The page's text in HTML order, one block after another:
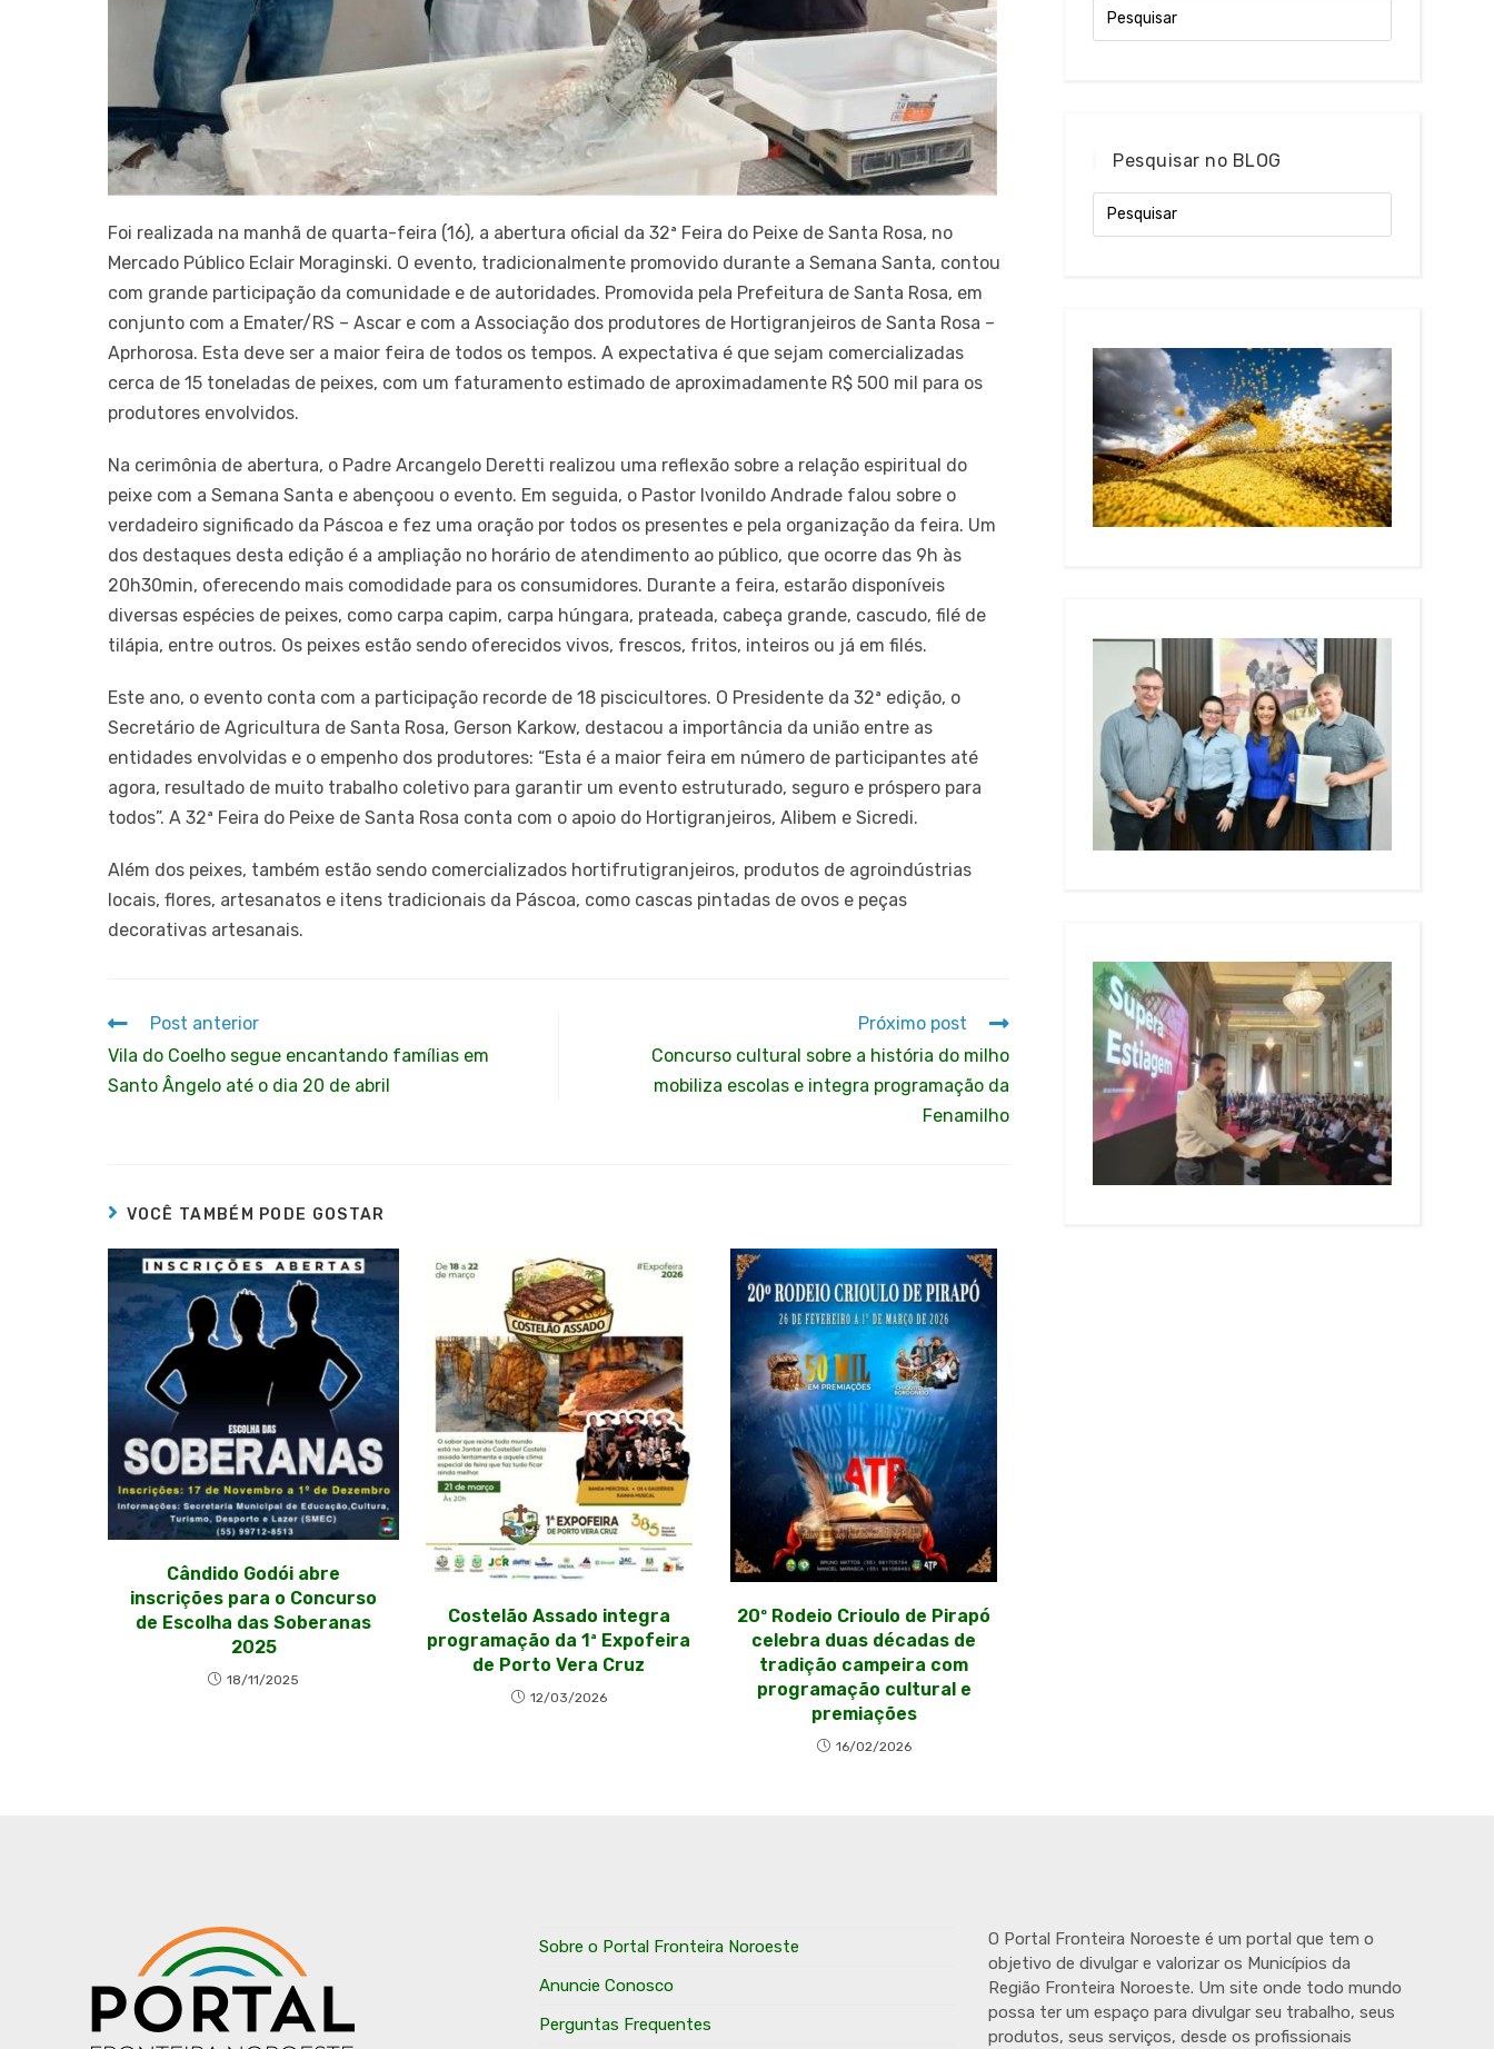
Foi realizada na manhã de quarta-feira (16), a abertura oficial da 32ª Feira do Peixe de Santa Rosa, no
Mercado Público Eclair Moraginski. O evento, tradicionalmente promovido durante a Semana Santa, contou
com grande participação da comunidade e de autoridades. Promovida pela Prefeitura de Santa Rosa, em
conjunto com a Emater/RS – Ascar e com a Associação dos produtores de Hortigranjeiros de Santa Rosa –
Aprhorosa. Esta deve ser a maior feira de todos os tempos. A expectativa é que sejam comercializadas
cerca de 15 toneladas de peixes, com um faturamento estimado de aproximadamente R$ 500 mil para os
produtores envolvidos.
Na cerimônia de abertura, o Padre Arcangelo Deretti realizou uma reflexão sobre a relação espiritual do
peixe com a Semana Santa e abençoou o evento. Em seguida, o Pastor Ivonildo Andrade falou sobre o
verdadeiro significado da Páscoa e fez uma oração por todos os presentes e pela organização da feira. Um
dos destaques desta edição é a ampliação no horário de atendimento ao público, que ocorre das 9h às
20h30min, oferecendo mais comodidade para os consumidores. Durante a feira, estarão disponíveis
diversas espécies de peixes, como carpa capim, carpa húngara, prateada, cabeça grande, cascudo, filé de
tilápia, entre outros. Os peixes estão sendo oferecidos vivos, frescos, fritos, inteiros ou já em filés.
Este ano, o evento conta com a participação recorde de 18 piscicultores. O Presidente da 32ª edição, o
Secretário de Agricultura de Santa Rosa, Gerson Karkow, destacou a importância da união entre as
entidades envolvidas e o empenho dos produtores: “Esta é a maior feira em número de participantes até
agora, resultado de muito trabalho coletivo para garantir um evento estruturado, seguro e próspero para
todos”. A 32ª Feira do Peixe de Santa Rosa conta com o apoio do Hortigranjeiros, Alibem e Sicredi.
Além dos peixes, também estão sendo comercializados hortifrutigranjeiros, produtos de agroindústrias
locais, flores, artesanatos e itens tradicionais da Páscoa, como cascas pintadas de ovos e peças
decorativas artesanais.
Post anterior
Vila do Coelho segue encantando famílias em
Santo Ângelo até o dia 20 de abril
Próximo post
Concurso cultural sobre a história do milho
mobiliza escolas e integra programação da
Fenamilho
VOCÊ TAMBÉM PODE GOSTAR
Cândido Godói abre
inscrições para o Concurso
de Escolha das Soberanas
2025
18/11/2025
Costelão Assado integra
programação da 1ª Expofeira
de Porto Vera Cruz
12/03/2026
20º Rodeio Crioulo de Pirapó
celebra duas décadas de
tradição campeira com
programação cultural e
premiações
16/02/2026
Pesquisar no BLOG
Sobre o Portal Fronteira Noroeste
Anuncie Conosco
Perguntas Frequentes
O Portal Fronteira Noroeste é um portal que tem o
objetivo de divulgar e valorizar os Municípios da
Região Fronteira Noroeste. Um site onde todo mundo
possa ter um espaço para divulgar seu trabalho, seus
produtos, seus serviços, desde os profissionais